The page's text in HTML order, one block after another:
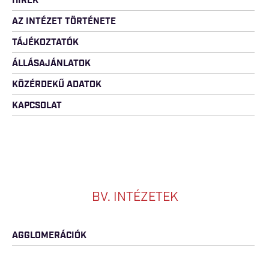
AZ INTÉZET TÖRTÉNETE
TÁJÉKOZTATÓK
ÁLLÁSAJÁNLATOK
KÖZÉRDEKŰ ADATOK
KAPCSOLAT
BV. INTÉZETEK
AGGLOMERÁCIÓK